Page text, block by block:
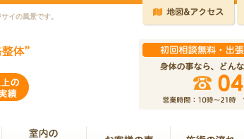
イの風景です。